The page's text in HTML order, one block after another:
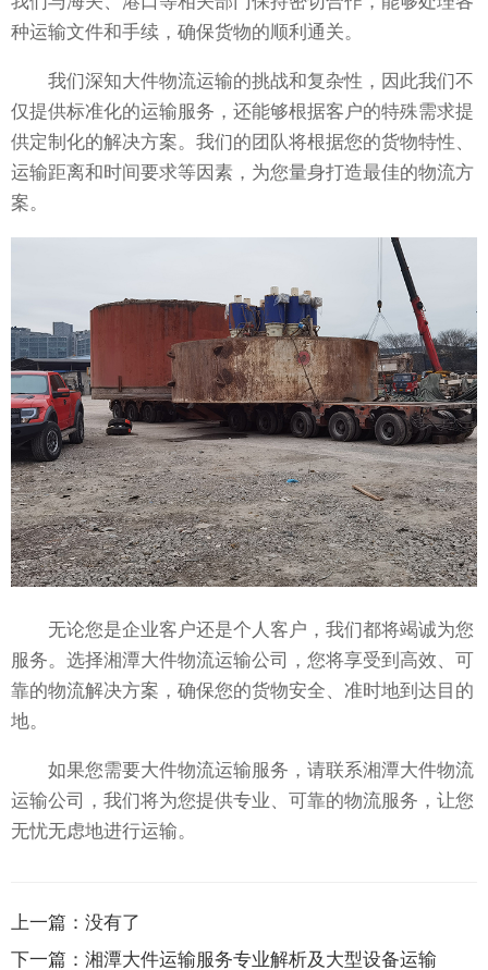
种运输文件和手续，确保货物的顺利通关。
我们深知大件物流运输的挑战和复杂性，因此我们不
仅提供标准化的运输服务，还能够根据客户的特殊需求提
供定制化的解决方案。我们的团队将根据您的货物特性、
运输距离和时间要求等因素，为您量身打造最佳的物流方
案。
无论您是企业客户还是个人客户，我们都将竭诚为您
服务。选择湘潭大件物流运输公司，您将享受到高效、可
靠的物流解决方案，确保您的货物安全、准时地到达目的
地。
如果您需要大件物流运输服务，请联系湘潭大件物流
运输公司，我们将为您提供专业、可靠的物流服务，让您
无忧无虑地进行运输。
上一篇： 没有了
下一篇： 湘潭大件运输服务专业解析及大型设备运输